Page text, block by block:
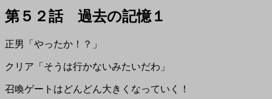
第５２話 過去の記憶１
正男「やったか！？」
クリア「そうは行かないみたいだわ」
召喚ゲートはどんどん大きくなっていく！